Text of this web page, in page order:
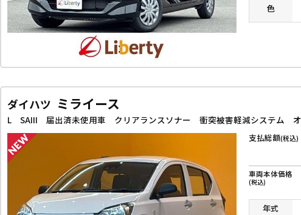
色
ダイハツ ミライース
支払総額(税込)
車両本体価格
(税込)
年式